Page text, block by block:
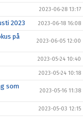
2023-06-28 13:17
2023 2023-06-18 16:08
på
2023-06-05 12:00
2023-05-24 10:40
2023-05-24 10:18
som
2023-05-16 11:38
2023-05-03 12:15